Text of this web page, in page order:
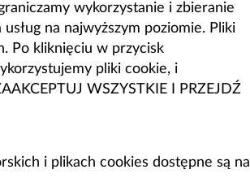
wykorzystanie i zbieranie
na najwyższym poziomie. Pliki
Po kliknięciu w przycisk
pliki cookie, i
WSZYSTKIE I PRZEJDŹ
i plikach cookies dostępne są na